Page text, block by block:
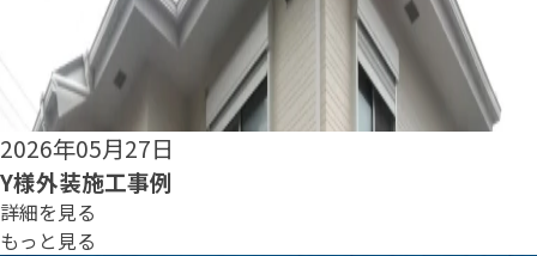
2026年05月25日
S様外装施工事例
詳細を見る
もっと見る